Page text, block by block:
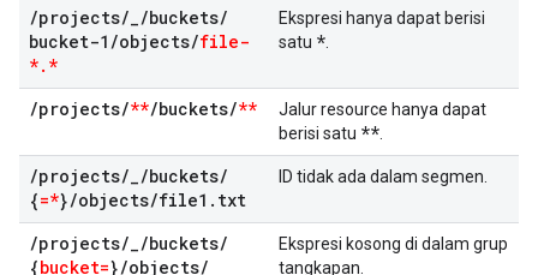
/projects/_/buckets/
bucket-1 /objects/file-
*. *
Ekspresi hanya dapat berisi
satu *
/projects/**/buckets/**
Jalur resource hanya dapat
berisi satu **
/projects/_/buckets/
{=*}/objects/file1 . txt
ID tidak ada dalam segmen.
/projects/_/buckets/
{bucket=}/objects/
Ekspresi kosong di dalam grup
tangkapan.